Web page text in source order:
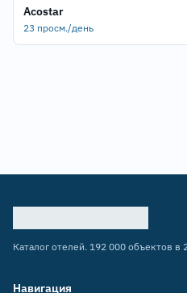
Acostar
23 просм./день
Каталог отелей. 192 000 объектов в
Навигация